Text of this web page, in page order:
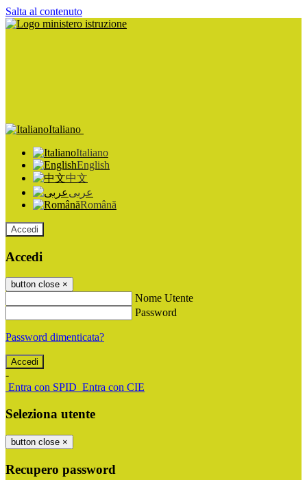
Salta al contenuto
Italiano
Italiano
English
中文
عربى
Română
Accedi
Accedi
button close ×
Nome Utente
Password
Password dimenticata?
-
Entra con SPID Entra con CIE
Seleziona utente
button close ×
Recupero password